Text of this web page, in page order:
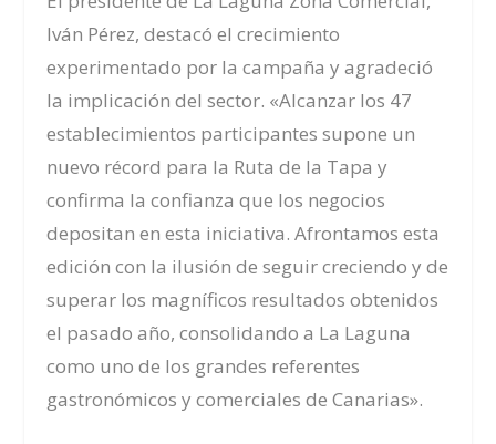
Iván Pérez, destacó el crecimiento
experimentado por la campaña y agradeció
la implicación del sector. «Alcanzar los 47
establecimientos participantes supone un
nuevo récord para la Ruta de la Tapa y
confirma la confianza que los negocios
depositan en esta iniciativa. Afrontamos esta
edición con la ilusión de seguir creciendo y de
superar los magníficos resultados obtenidos
el pasado año, consolidando a La Laguna
como uno de los grandes referentes
gastronómicos y comerciales de Canarias».